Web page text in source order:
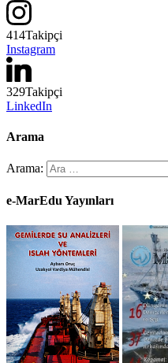
414Takipçi
Instagram
329Takipçi
LinkedIn
Arama
Arama:
e-MarEdu Yayınları